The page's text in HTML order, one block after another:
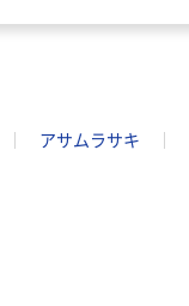
アサムラサキ